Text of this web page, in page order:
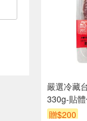
嚴選冷藏
330g-貼
際到貨效
贈$200